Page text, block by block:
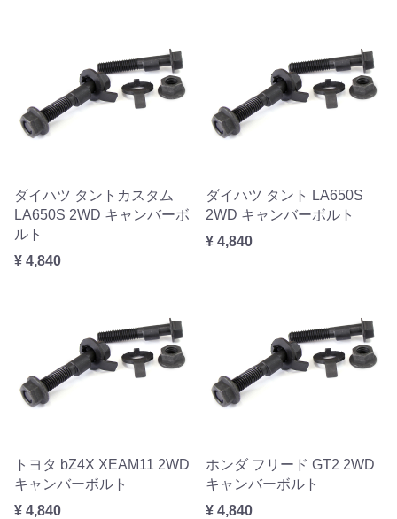
ダイハツ タントカスタム
LA650S 2WD キャンバーボ
ルト
¥ 4,840
ダイハツ タント LA650S
2WD キャンバーボルト
¥ 4,840
トヨタ bZ4X XEAM11 2WD
キャンバーボルト
¥ 4,840
ホンダ フリード GT2 2WD
キャンバーボルト
¥ 4,840